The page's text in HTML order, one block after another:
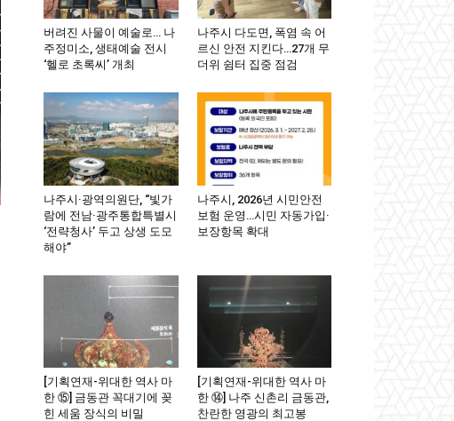
버려진 사물이 예술로… 나
주정미소, 생태예술 전시
‘헬로 초록씨’ 개최
나주시 다도면, 폭염 속 어
르신 안전 지킨다…27개 무
더위 쉼터 집중 점검
나주시·광역의원단, “빛가
람에 전남·광주통합특별시
‘전략청사’ 두고 상생 도모
해야”
나주시, 2026년 시민안전
보험 운영…시민 자동가입·
보장항목 확대
[기획연재-위대한 역사 마
한 ⑮] 금동관 꼭대기에 꽂
힌 세움 장식의 비밀
[기획연재-위대한 역사 마
한 ⑭] 나주 신촌리 금동관,
찬란한 영광의 최고봉